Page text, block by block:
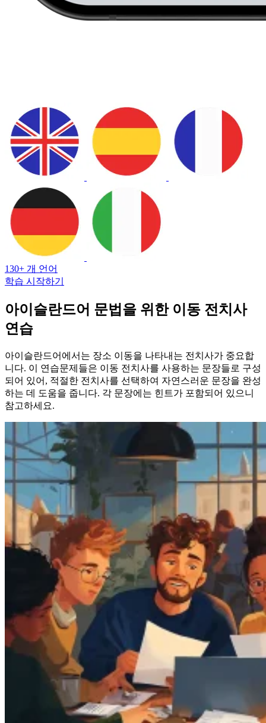
130+ 개 언어
학습 시작하기
아이슬란드어 문법을 위한 이동 전치사
연습
아이슬란드어에서는 장소 이동을 나타내는 전치사가 중요합
니다. 이 연습문제들은 이동 전치사를 사용하는 문장들로 구성
되어 있어, 적절한 전치사를 선택하여 자연스러운 문장을 완성
하는 데 도움을 줍니다. 각 문장에는 힌트가 포함되어 있으니
참고하세요.